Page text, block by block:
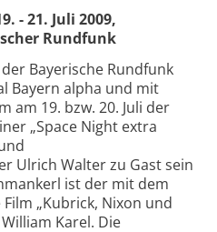
- 21. Juli 2009,
Rundfunk
Bayerische Rundfunk
Bayern alpha und mit
am 19. bzw. 20. Juli der
„Space Night extra
Ulrich Walter zu Gast sein
ist der mit dem
„Kubrick, Nixon und
Karel. Die